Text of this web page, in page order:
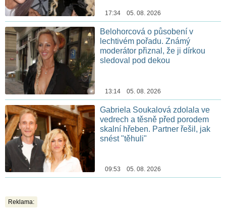
17:34 05. 08. 2026
Belohorcová o působení v
lechtivém pořadu. Známý
moderátor přiznal, že ji dírkou
sledoval pod dekou
13:14 05. 08. 2026
Gabriela Soukalová zdolala ve
vedrech a těsně před porodem
skalní hřeben. Partner řešil, jak
snést "těhuli"
09:53 05. 08. 2026
Reklama: